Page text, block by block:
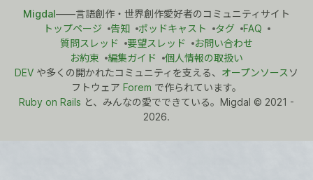
Migdal――言語創作・世界創作愛好者のコミュニティサイト
トップページ
告知 ポッドキャスト タグ
FAQ
質問スレッド
要望スレッド
お問い合わせ
お約束
編集ガイド
個人情報の取扱い
DEV や多くの開かれたコミュニティを支える、 オープンソース ソ
フトウェア Forem で作られています。
Ruby on Rails と、みんなの愛でできている。Migdal © 2021 -
2026.